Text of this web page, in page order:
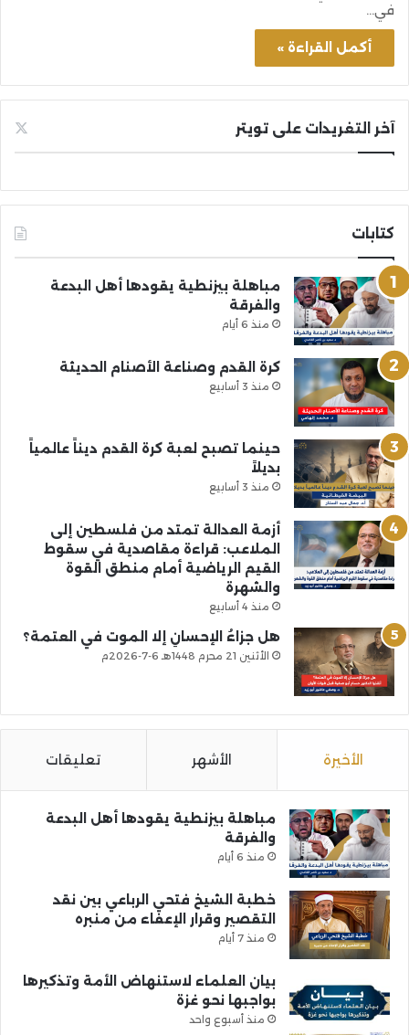
في…
أكمل القراءة »
آخر التغريدات على تويتر
كتابات
مباهلة بيزنطية يقودها أهل البدعة
والفرقة
منذ 6 أيام
كرة القدم وصناعة الأصنام الحديثة
منذ 3 أسابيع
حينما تصبح لعبة كرة القدم ديناً عالمياً
بديلاً
منذ 3 أسابيع
أزمة العدالة تمتد من فلسطين إلى
الملاعب: قراءة مقاصدية في سقوط
القيم الرياضية أمام منطق القوة
والشهرة
منذ 4 أسابيع
هل جزاءُ الإحسانِ إلا الموت في العتمة؟
الأثنين 21 محرم 1448هـ 6-7-2026م
الأخيرة الأشهر تعليقات
مباهلة بيزنطية يقودها أهل البدعة
والفرقة
منذ 6 أيام
خطبة الشيخ فتحي الرباعي بين نقد
التقصير وقرار الإعفاء من منبره
منذ 7 أيام
بيان العلماء لاستنهاض الأمة وتذكيرها
بواجبها نحو غزة
منذ أسبوع واحد